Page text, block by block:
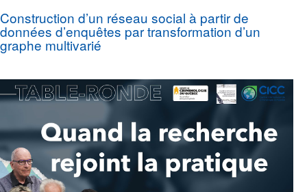
Construction d’un réseau social à partir de
données d’enquêtes par transformation d’un
graphe multivarié